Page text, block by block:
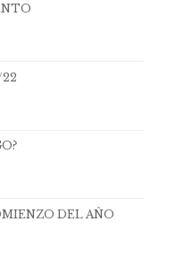
DEL AÑO